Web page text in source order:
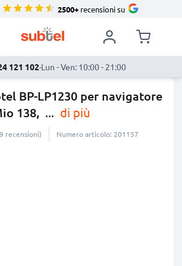
2500+recensioni su
121 102·Lun - Ven: 10:00 - 21:00
BP-LP1230 per navigatore
138, ... di più
recensioni) Numero articolo: 201157